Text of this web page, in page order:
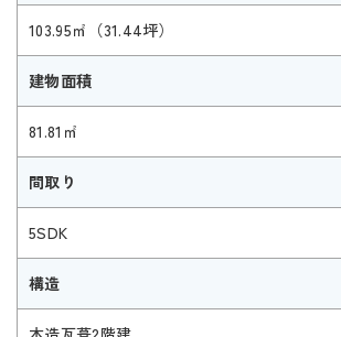
103.95㎡（31.44坪）
建物面積
81.81㎡
間取り
5SDK
構造